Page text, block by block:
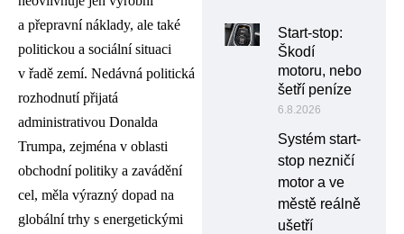
a přepravní náklady, ale také
politickou a sociální situaci
v řadě zemí. Nedávná politická
rozhodnutí přijatá
administrativou Donalda
Trumpa, zejména v oblasti
obchodní politiky a zavádění
cel, měla výrazný dopad na
globální trhy s energetickými
Start-stop:
Škodí
motoru, nebo
šetří peníze
6.8.2026
Systém start-
stop nezničí
motor a ve
městě reálně
ušetří